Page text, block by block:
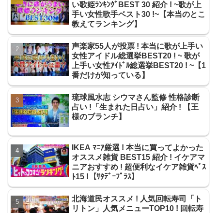
い歌姫ﾗﾝｷﾝｸﾞBEST 30 紹介 ! ~歌が上
手い女性歌手ベスト30 !~【本当のとこ
教えてランキング】
声楽家55人が投票 ! 本当に歌が上手い
女性アイドル総選挙BEST20 ! ~ 歌が
上手い女性ｱｲﾄﾞﾙ総選挙BEST20 ! ~【1
番だけが知っている】
琉球風水志 シウマさん監修 性格診断
占い !「生まれた日占い」紹介 ! 【王
様のブランチ】
IKEA ﾏﾆｱ厳選 ! 本当に買ってよかった
オススメ雑貨 BEST15 紹介 ! イケアマ
ニアおすすめ ! 超便利なイケア雑貨ﾍﾞｽ
ﾄ15 !【ｻﾀﾃﾞｰﾌﾟﾗｽ】
北海道民オススメ ! 人気回転寿司「ト
リトン」人気メニューTOP10 ! 回転寿